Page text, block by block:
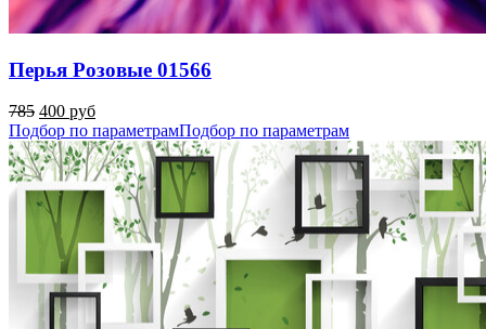
Перья Розовые 01566
785 400 руб
Подбор по параметрамПодбор по параметрам